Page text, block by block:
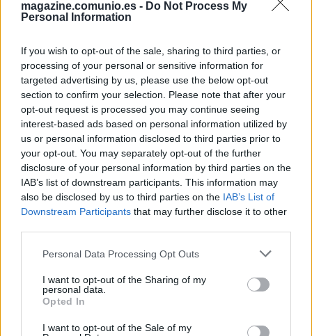
magazine.comunio.es - Do Not Process My
Personal Information
If you wish to opt-out of the sale, sharing to third parties, or
processing of your personal or sensitive information for
targeted advertising by us, please use the below opt-out
section to confirm your selection. Please note that after your
opt-out request is processed you may continue seeing
interest-based ads based on personal information utilized by
us or personal information disclosed to third parties prior to
your opt-out. You may separately opt-out of the further
disclosure of your personal information by third parties on the
IAB’s list of downstream participants. This information may
also be disclosed by us to third parties on the IAB’s List of
Downstream Participants that may further disclose it to other
Please note that this website/app uses one or more Google
not limited to your visit or usage behaviour. You may click to
grant or deny consent to Google and its third-party tags to
use your data for below specified purposes in below Google
consent section.
Personal Data Processing Opt Outs
I want to opt-out of the Sharing of my
personal data.
Opted In
I want to opt-out of the Sale of my
Girona decida meter un centrocampista más en su once
Dário Essugo (Las Palmas)
Las Palmas visitará el Santiago Bernabéu con la baja por
sanción de Essugo. El centrocampista es un fijo en el once
de Diego Martínez y Loiodice se postula como su posible
sustituto ante el Real Madrid.
Pathé Ciss (Rayo)
El futbolista africano vio la quinta amarilla de la temporada
en la jornada 19 y se perderá la visita rayista a Pamplona.
Su sustituto en el once titular vallecano será Óscar Valentín.
Luka Modric (Real Madrid)
El Real Madrid tendrá dos bajas por sanción para recibir a
centrocampista croata vio la quinta amarilla de la temporada